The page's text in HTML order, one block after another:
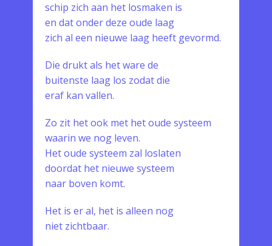
schip zich aan het losmaken is
en dat onder deze oude laag
zich al een nieuwe laag heeft gevormd.
Die drukt als het ware de
buitenste laag los zodat die
eraf kan vallen.
Zo zit het ook met het oude systeem
waarin we nog leven.
Het oude systeem zal loslaten
doordat het nieuwe systeem
naar boven komt.
Het is er al, het is alleen nog
niet zichtbaar.